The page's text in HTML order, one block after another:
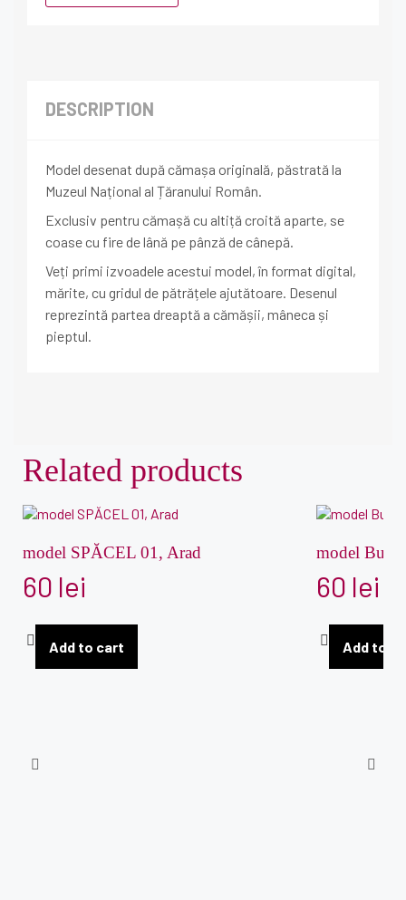
DESCRIPTION
Model desenat după cămașa originală, păstrată la
Muzeul Național al Țăranului Român.
Exclusiv pentru cămașă cu altiță croită aparte, se
coase cu fire de lână pe pânză de cânepă.
Veți primi izvoadele acestui model, în format digital,
mărite, cu gridul de pătrățele ajutătoare. Desenul
reprezintă partea dreaptă a cămășii, mâneca și
pieptul.
Related products
model SPĂCEL 01, Arad
60 lei
Add to cart
model
60 lei
Add to